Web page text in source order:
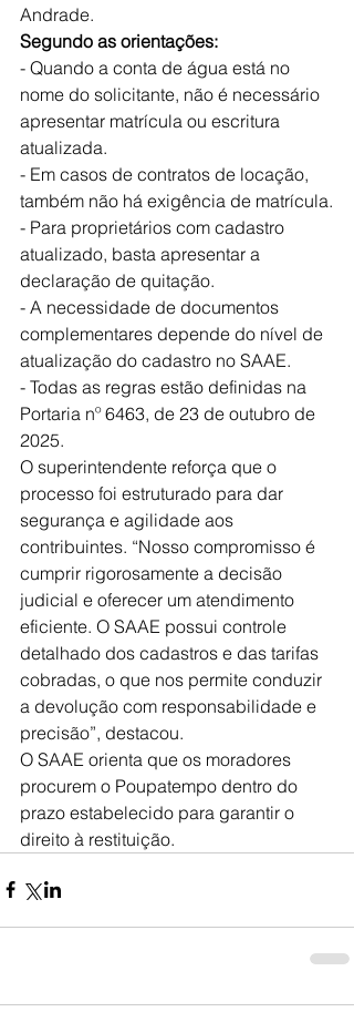
Andrade.
Segundo as orientações:
- Quando a conta de água está no
nome do solicitante, não é necessário
apresentar matrícula ou escritura
atualizada.
- Em casos de contratos de locação,
também não há exigência de matrícula.
- Para proprietários com cadastro
atualizado, basta apresentar a
declaração de quitação.
- A necessidade de documentos
complementares depende do nível de
atualização do cadastro no SAAE.
- Todas as regras estão definidas na
Portaria nº 6463, de 23 de outubro de
2025.
O superintendente reforça que o
processo foi estruturado para dar
segurança e agilidade aos
contribuintes. “Nosso compromisso é
cumprir rigorosamente a decisão
judicial e oferecer um atendimento
eficiente. O SAAE possui controle
detalhado dos cadastros e das tarifas
cobradas, o que nos permite conduzir
a devolução com responsabilidade e
precisão”, destacou.
O SAAE orienta que os moradores
procurem o Poupatempo dentro do
prazo estabelecido para garantir o
direito à restituição.